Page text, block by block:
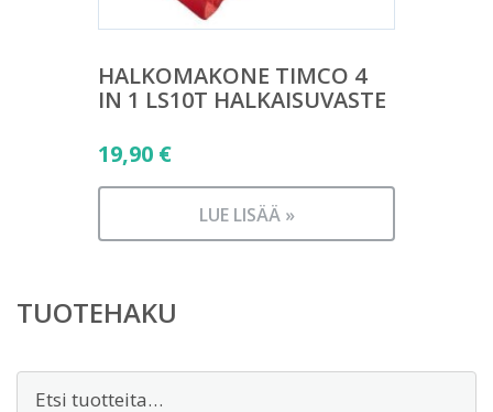
HALKOMAKONE TIMCO 4
IN 1 LS10T HALKAISUVASTE
19,90 €
LUE LISÄÄ »
TUOTEHAKU